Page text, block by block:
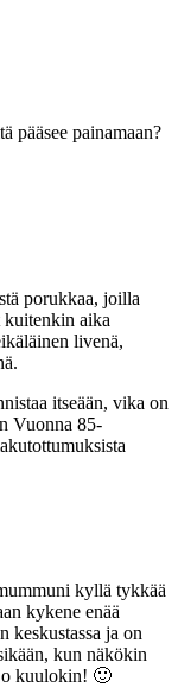
pääsee painamaan?
porukkaa, joilla
kuitenkin aika
livenä,
itseään, vika on
Vuonna 85-
kyllä tykkää
kykene enää
keskustassa ja on
kun näkökin
kuulokin! 🙂